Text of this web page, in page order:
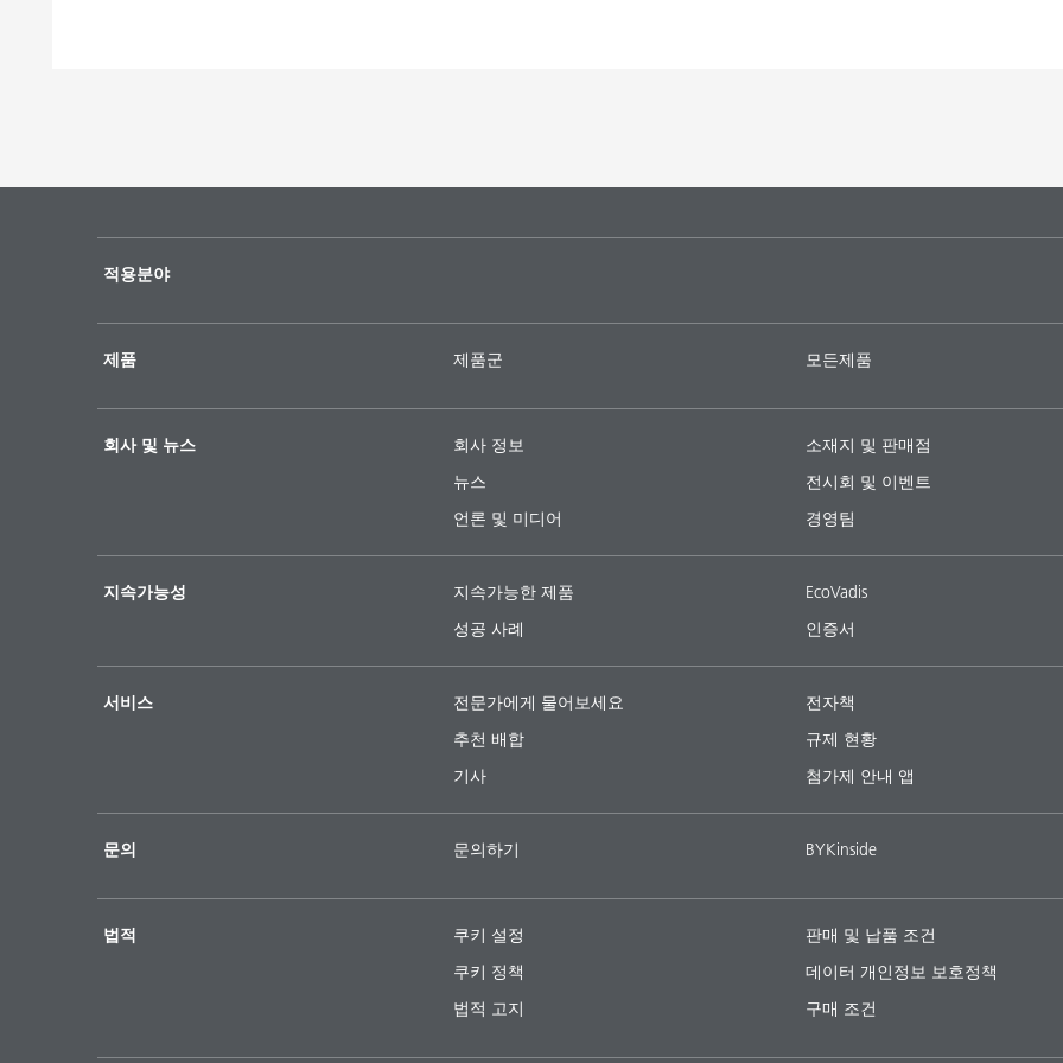
적용분야
제품 제품군 모든제품
회사 및 뉴스
회사 정보
뉴스
언론 및 미디어
소재지 및 판매점
전시회 및 이벤트
경영팀
지속가능성
지속가능한 제품
성공 사례
EcoVadis
인증서
서비스
전문가에게 물어보세요
추천 배합
기사
전자책
규제 현황
첨가제 안내 앱
문의 문의하기 BYKinside
법적
쿠키 설정
쿠키 정책
법적 고지
판매 및 납품 조건
데이터 개인정보 보호정책
구매 조건